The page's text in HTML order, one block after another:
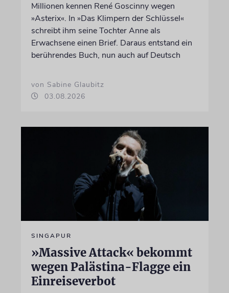
Millionen kennen René Goscinny wegen
»Asterix«. In »Das Klimpern der Schlüssel«
schreibt ihm seine Tochter Anne als
Erwachsene einen Brief. Daraus entstand ein
berührendes Buch, nun auch auf Deutsch
von Sabine Glaubitz
03.08.2026
SINGAPUR
»Massive Attack« bekommt
wegen Palästina-Flagge ein
Einreiseverbot